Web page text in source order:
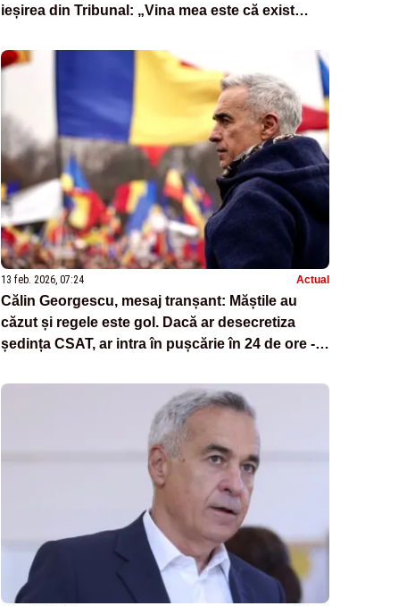
ieșirea din Tribunal: „Vina mea este că exist
13 feb. 2026, 07:24 Actual
Călin Georgescu, mesaj tranșant: Măștile au
căzut și regele este gol. Dacă ar desecretiza
ședința CSAT, ar intra în pușcărie în 24 de ore -